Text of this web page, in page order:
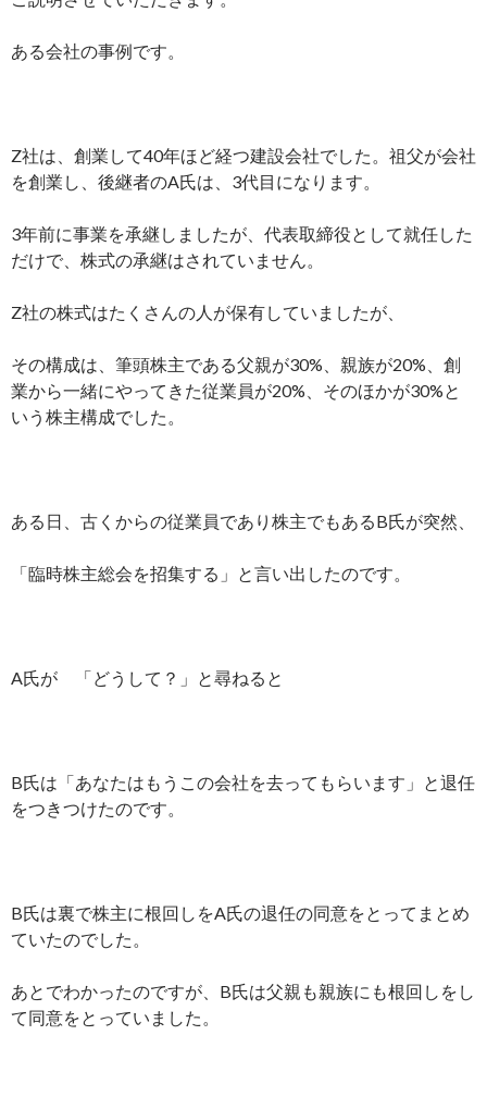
ある会社の事例です。
Z社は、創業して40年ほど経つ建設会社でした。祖父が会社
を創業し、後継者のA氏は、3代目になります。
3年前に事業を承継しましたが、代表取締役として就任した
だけで、株式の承継はされていません。
Z社の株式はたくさんの人が保有していましたが、
その構成は、筆頭株主である父親が30%、親族が20%、創
業から一緒にやってきた従業員が20%、そのほかが30%と
いう株主構成でした。
ある日、古くからの従業員であり株主でもあるB氏が突然、
「臨時株主総会を招集する」と言い出したのです。
A氏が 「どうして？」と尋ねると
B氏は「あなたはもうこの会社を去ってもらいます」と退任
をつきつけたのです。
B氏は裏で株主に根回しをA氏の退任の同意をとってまとめ
ていたのでした。
あとでわかったのですが、B氏は父親も親族にも根回しをし
て同意をとっていました。